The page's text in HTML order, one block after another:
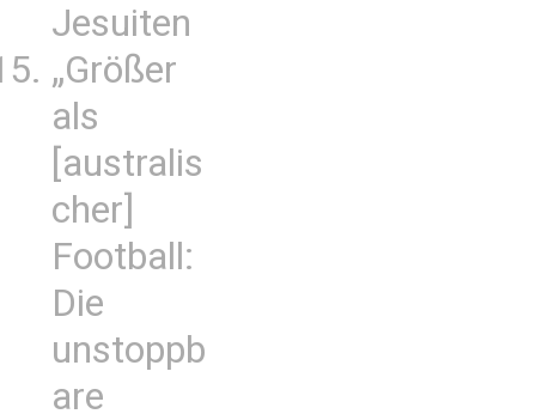
Jesuiten
„Größer
als
[australis
cher]
Football:
Die
unstoppb
are